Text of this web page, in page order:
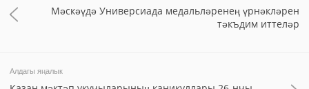
Мәскәүдә Универсиада медальләренең үрнәкләрен
тәкъдим иттеләр
Алдагы яңалык